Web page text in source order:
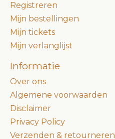
Registreren
Mijn bestellingen
Mijn tickets
Mijn verlanglijst
Informatie
Over ons
Algemene voorwaarden
Disclaimer
Privacy Policy
Verzenden & retourneren